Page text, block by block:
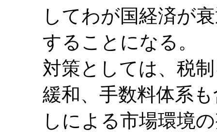
してわが国経済が
することになる。
対策としては、税
緩和、手数料体系
しによる市場環境